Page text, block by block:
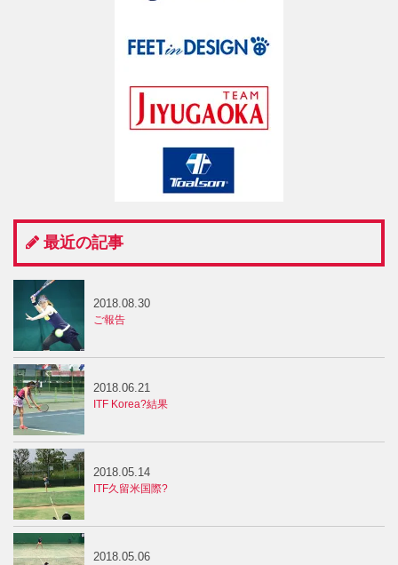
最近の記事
ご報告
2018.08.30
ITF Korea?結果
2018.06.21
ITF久留米国際?
2018.05.14
2018.05.06